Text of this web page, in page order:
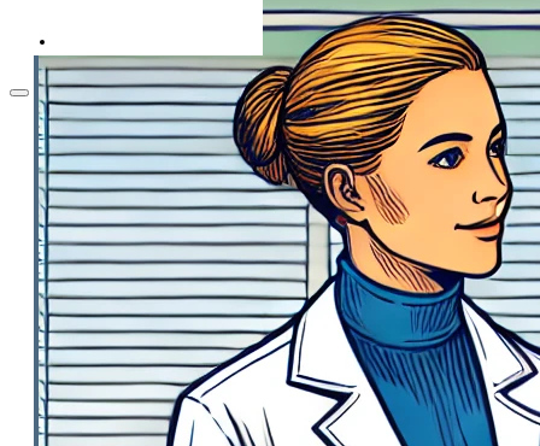
Arbeitsbedingungen in der Pflege in der
Schweiz